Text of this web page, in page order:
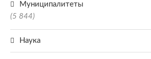
Муниципалитеты
(5 844)
Наука